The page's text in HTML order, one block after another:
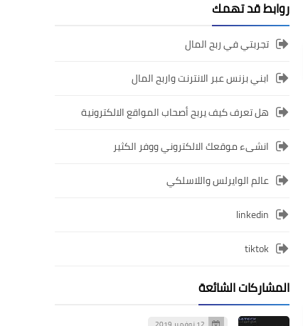
روابط قد تهمك
تجربتي في ربح المال
ابني بزنس عبر الانترنت واربح المال
هل تعرف كيف يربح أصحاب المواقع الالكترونية
انشىء موقعك الالكتروني ووفر الكثير
عالم الوايرلس واللاسلكي
linkedin
tiktok
المشاركات الشائعة